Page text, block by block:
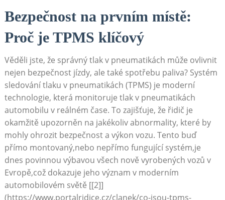
Bezpečnost na prvním místě:
Proč⁣ je TPMS klíčový
Věděli jste, že správný tlak v​ pneumatikách ‌může ovlivnit
nejen bezpečnost jízdy, ‌ale také spotřebu paliva? ‍Systém ​
sledování tlaku v pneumatikách (TPMS) ⁢je moderní
technologie, která monitoruje tlak‌ v pneumatikách
automobilu v reálném čase. To zajišťuje, že řidič je
okamžitě upozorněn‌ na jakékoliv ⁤abnormality, které by
mohly ohrozit bezpečnost a výkon vozu. ​Tento buď
přímo montovaný,nebo nepřímo fungující systém,je
dnes povinnou výbavou všech nově vyrobených vozů v
Evropě,což dokazuje jeho⁣ význam v moderním
automobilovém světě [[2]]
(https://www.portalridice.cz/clanek/co-jsou-tpms-